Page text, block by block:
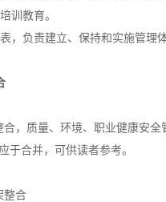
训教育。
，负责建立、保持和实施管理体
，质量、环境、职业健康安
于合并，可供读者参考。
整合